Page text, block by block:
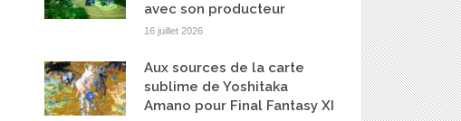
avec son producteur
16 juillet 2026
Aux sources de la carte
sublime de Yoshitaka
Amano pour Final Fantasy XI